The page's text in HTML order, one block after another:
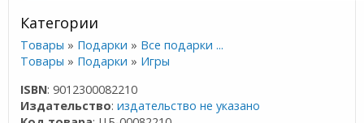
Категории
Товары » Подарки » Все подарки ...
Товары » Подарки » Игры
ISBN: 9012300082210
Издательство:издательство не указано